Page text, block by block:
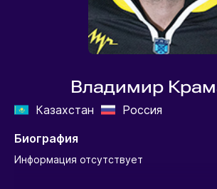
Владимир
Казахстан
Россия
Биография
Информация отсутствует